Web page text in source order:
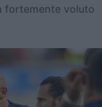
fortemente voluto